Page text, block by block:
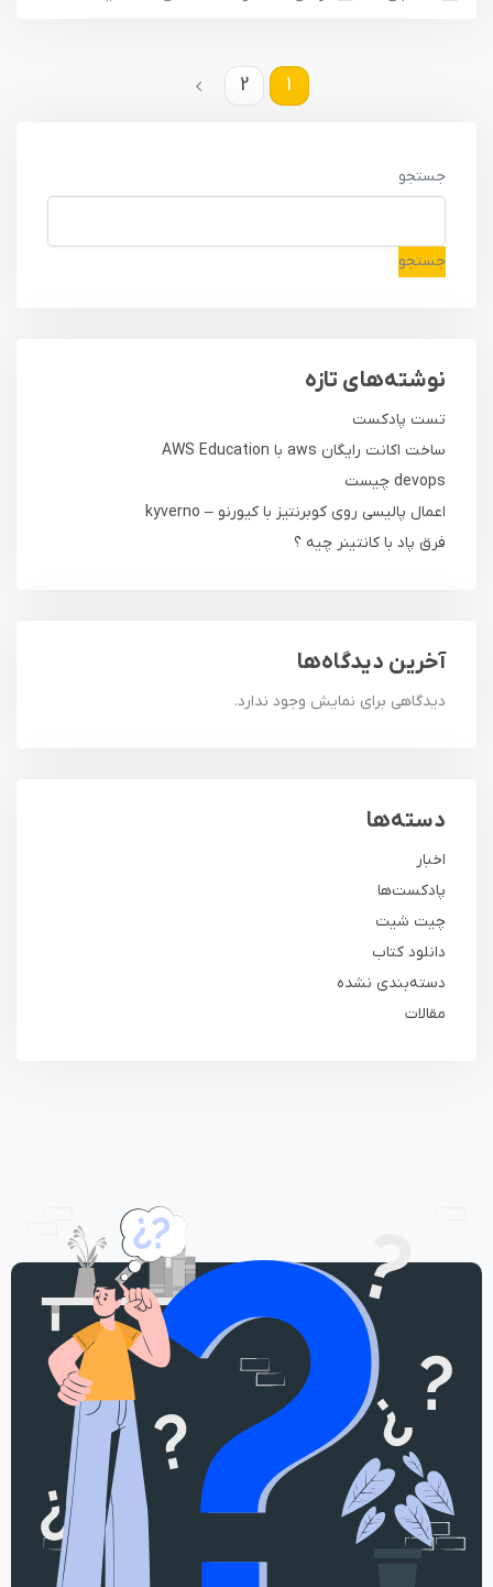
1
2
جستجو
جستجو
نوشته‌های تازه
تست پادکست
ساخت اکانت رایگان aws با AWS Education
devops چیست
اعمال پالیسی روی کوبرنتیز با کیورنو – kyverno
فرق پاد با کانتینر چیه ؟
آخرین دیدگاه‌ها
دیدگاهی برای نمایش وجود ندارد.
دسته‌ها
اخبار
پادکست‌ها
چیت شیت
دانلود کتاب
دسته‌بندی نشده
مقالات